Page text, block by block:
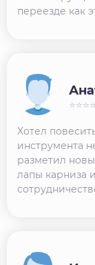
переезде как
Хотел
инструмента
разметил
лапы карниза